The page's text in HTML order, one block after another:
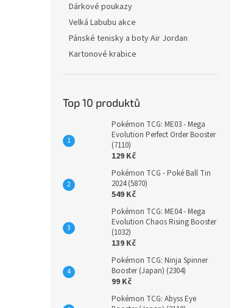
Dárkové poukazy
Velká Labubu akce
Pánské tenisky a boty Air Jordan
Kartonové krabice
Top 10 produktů
Pokémon TCG: ME03 - Mega
Evolution Perfect Order Booster
(7110)
129 Kč
Pokémon TCG - Poké Ball Tin
2024 (5870)
549 Kč
Pokémon TCG: ME04 - Mega
Evolution Chaos Rising Booster
(1032)
139 Kč
Pokémon TCG: Ninja Spinner
Booster (Japan) (2304)
99 Kč
Pokémon TCG: Abyss Eye